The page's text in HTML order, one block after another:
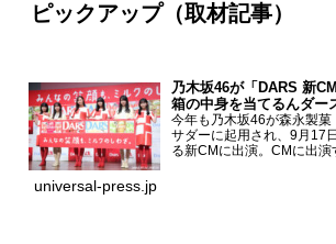
ピックアップ（取材記事）
乃木坂46が「DARS 新
箱の中身を当てるんダー
今年も乃木坂46が森永製
サダーに起用され、9月17
る新CMに出演。CMに出演
一ノ瀬美空、菅原咲月が
universal-press.jp